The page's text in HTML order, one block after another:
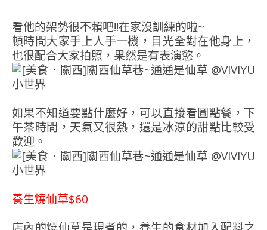
看他的架勢很不賴吧!!在家沒訓練的啦~
頓時間大家手上人手一機，目光全對在他身上，
也很配合大家拍照，果然是有表演慾。
如果不知道要點什麼好，可以直接看圖點餐，下
午茶時間，天氣又很熱，還是冰涼的甜點比較受
歡迎。
養生燒仙草$60